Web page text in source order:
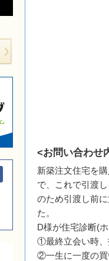
<お問い合わせ
新築注文住宅を
で、これで引渡
のため引渡し前
た。
D様が住宅診断(
①最終立会い時、
②一生に一度の買